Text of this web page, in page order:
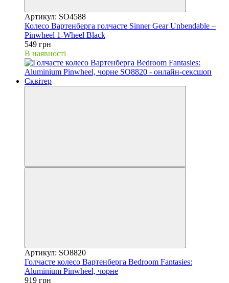
Артикул: SO4588
Колесо Вартенберга голчасте Sinner Gear Unbendable –
Pinwheel 1-Wheel Black
549 грн
В наявності
Артикул: SO8820
Голчасте колесо Вартенберга Bedroom Fantasies:
Aluminium Pinwheel, чорне
919 грн